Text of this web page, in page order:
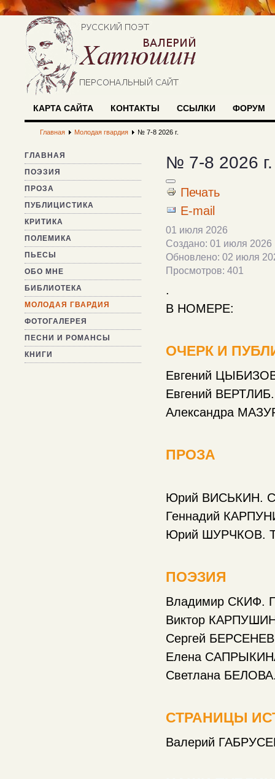
КАРТА САЙТА КОНТАКТЫ ССЫЛКИ ФОРУМ
Главная Молодая гвардия № 7-8 2026 г.
ГЛАВНАЯ
ПОЭЗИЯ
ПРОЗА
ПУБЛИЦИСТИКА
КРИТИКА
ПОЛЕМИКА
ПЬЕСЫ
ОБО МНЕ
БИБЛИОТЕКА
МОЛОДАЯ ГВАРДИЯ
ФОТОГАЛЕРЕЯ
ПЕСНИ И РОМАНСЫ
КНИГИ
№ 7-8 2026 г.
Печать
E-mail
01 июля 2026
Создано: 01 июля 2026
Обновлено: 02 июля
Просмотров: 401
.
В НОМЕРЕ:
ОЧЕРК И
Евгений
Евгений
Александра
ПРОЗА
Юрий ВИСЬКИН.
Геннадий
Юрий ШУРЧКОВ.
ПОЭЗИЯ
Владимир СКИФ.
Виктор
Сергей
Елена
Светлана
СТРАНИЦЫ
Валерий